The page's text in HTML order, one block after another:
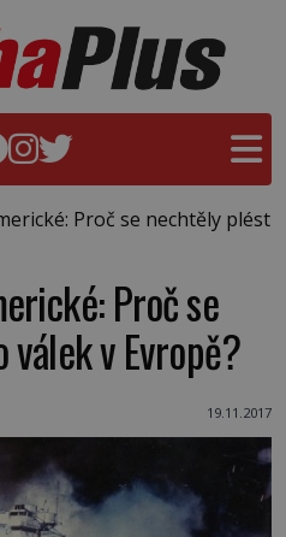
Proč se nechtěly plést
Proč se
v Evropě?
19.11.2017